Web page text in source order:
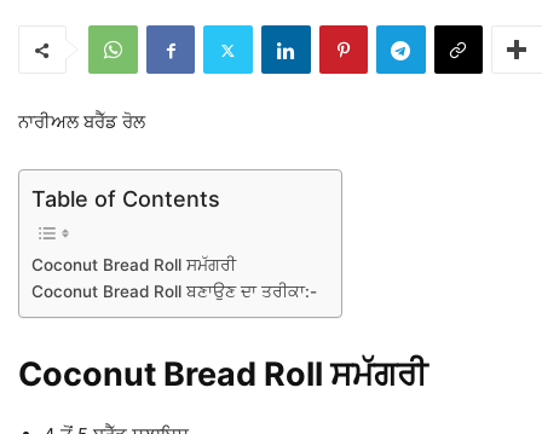
ਨਾਰੀਅਲ ਬਰੈੱਡ ਰੋਲ
Table of Contents
Coconut Bread Roll ਸਮੱਗਰੀ
Coconut Bread Roll ਬਣਾਉਣ ਦਾ ਤਰੀਕਾ:-
Coconut Bread Roll ਸਮੱਗਰੀ